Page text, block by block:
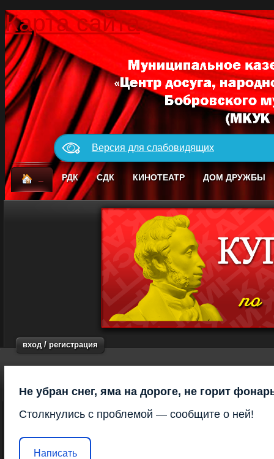
Карта сайта
Версия для слабовидящих
РДК СДК КИНОТЕАТР ДОМ ДРУЖБЫ
вход / регистрация
Не убран снег, яма на дороге, не горит
Столкнулись с проблемой — сообщите о ней!
Написать